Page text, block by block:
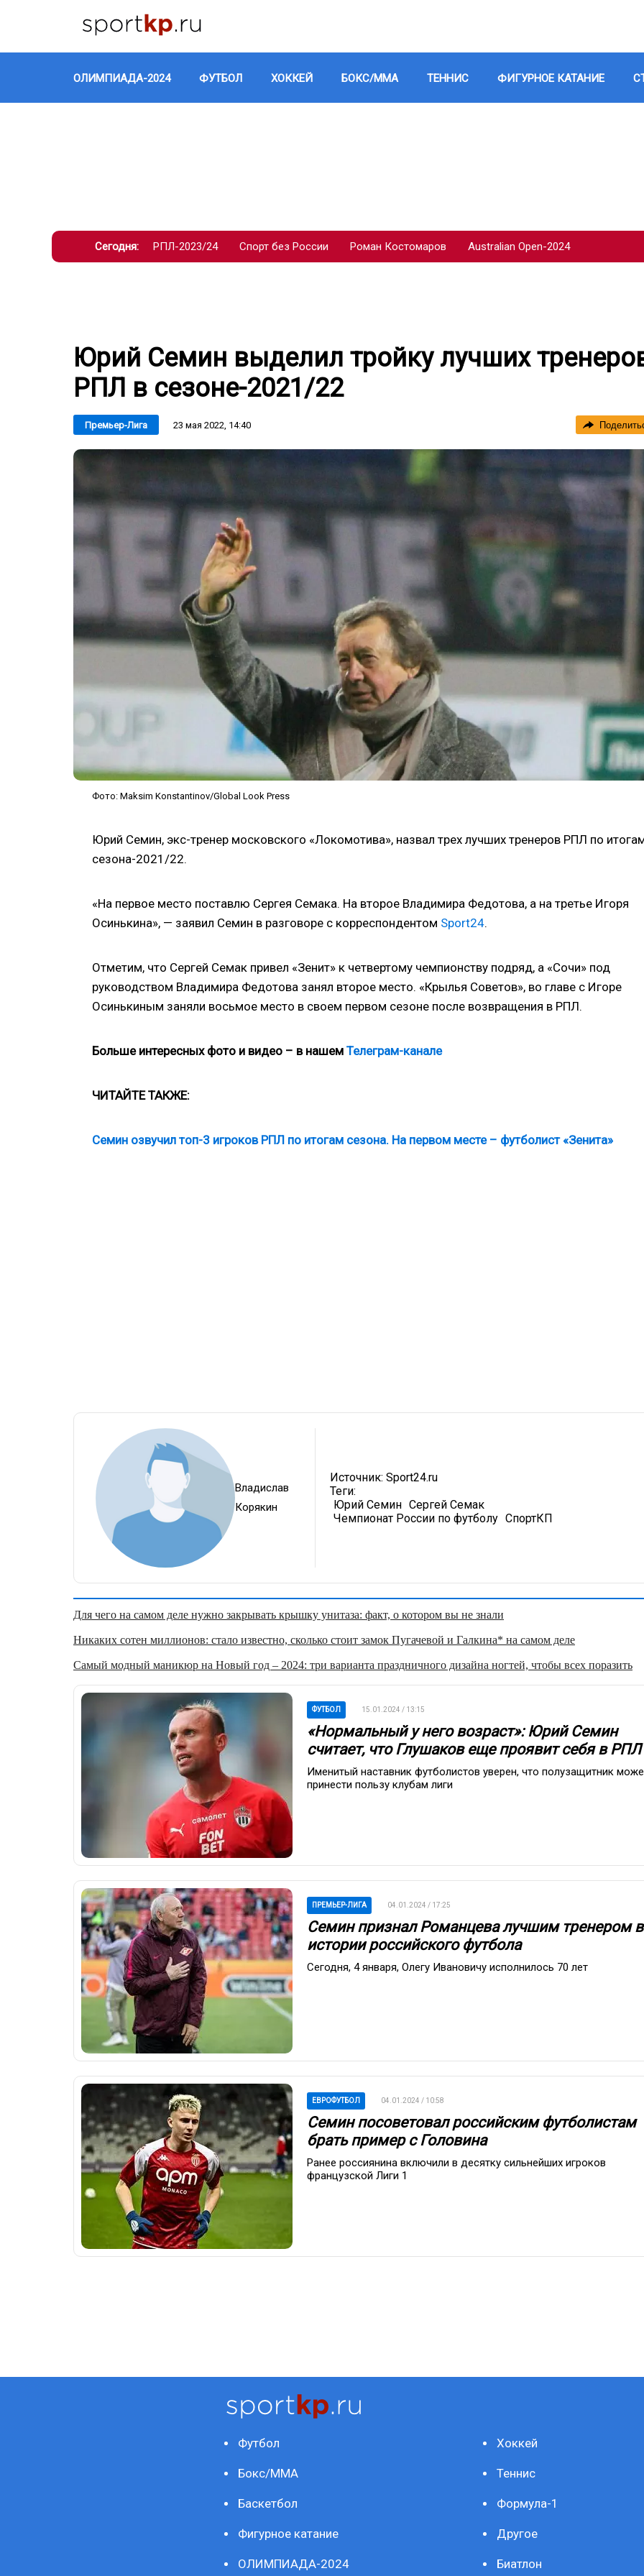
ОЛИМПИАДА-2024 ФУТБОЛ ХОККЕЙ БОКС/ММА ТЕННИС ФИГУРНОЕ КАТАНИЕ
Сегодня: РПЛ-2023/24 Спорт без России Роман Костомаров Australian Open-2024
Юрий Семин выделил тройку лучших
РПЛ в сезоне-2021/22
Премьер-Лига 23 мая 2022, 14:40
Фото: Maksim Konstantinov/Global Look Press
Юрий Семин, экс-тренер московского «Локомотива», назвал трех лучших тренеров РПЛ по
сезона-2021/22.
«На первое место поставлю Сергея Семака. На второе Владимира Федотова, а на третье Игоря
Осинькина», — заявил Семин в разговоре с корреспондентом Sport24.
Отметим, что Сергей Семак привел «Зенит» к четвертому чемпионству подряд, а «Сочи» под
руководством Владимира Федотова занял второе место. «Крылья Советов», во главе с Игоре
Осинькиным заняли восьмое место в своем первом сезоне после возвращения в РПЛ.
Больше интересных фото и видео – в нашем Телеграм-канале
ЧИТАЙТЕ ТАКЖЕ:
Семин озвучил топ-3 игроков РПЛ по итогам сезона. На первом месте – футболист «Зенита»
Владислав
Корякин
Источник:Sport24.ru
Теги:
Юрий Семин Сергей Семак
Чемпионат России по футболу СпортКП
Для чего на самом деле нужно закрывать крышку унитаза: факт, о котором вы не знали
Никаких сотен миллионов: стало известно, сколько стоит замок Пугачевой и Галкина* на самом деле
Самый модный маникюр на Новый год – 2024: три варианта праздничного дизайна ногтей, чтобы всех поразить
ФУТБОЛ 15.01.2024 / 13:15
«Нормальный у него возраст»: Юрий Семин
считает, что Глушаков еще проявит себя в РПЛ
Именитый наставник футболистов уверен, что полузащитник
принести пользу клубам лиги
ПРЕМЬЕР-ЛИГА 04.01.2024 / 17:25
Семин признал Романцева лучшим тренером в
истории российского футбола
Сегодня, 4 января, Олегу Ивановичу исполнилось 70 лет
ЕВРОФУТБОЛ 04.01.2024 / 10:58
Семин посоветовал российским футболистам
брать пример с Головина
Ранее россиянина включили в десятку сильнейших игроков
французской Лиги 1
Футбол Хоккей
Бокс/ММА Теннис
Баскетбол Формула-1
Фигурное катание Другое
ОЛИМПИАДА-2024 Биатлон